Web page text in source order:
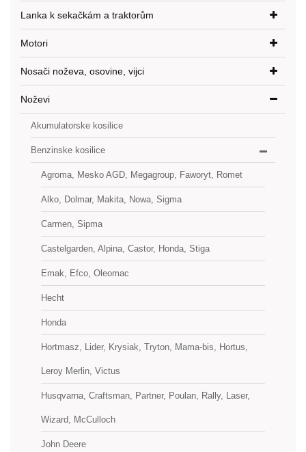
Lanka k sekačkám a traktorům
Motori
Nosači noževa, osovine, vijci
Noževi
Akumulatorske kosilice
Benzinske kosilice
Agroma, Mesko AGD, Megagroup, Faworyt, Romet
Alko, Dolmar, Makita, Nowa, Sigma
Carmen, Sipma
Castelgarden, Alpina, Castor, Honda, Stiga
Emak, Efco, Oleomac
Hecht
Honda
Hortmasz, Lider, Krysiak, Tryton, Mama-bis, Hortus,
Leroy Merlin, Victus
Husqvarna, Craftsman, Partner, Poulan, Rally, Laser,
Wizard, McCulloch
John Deere